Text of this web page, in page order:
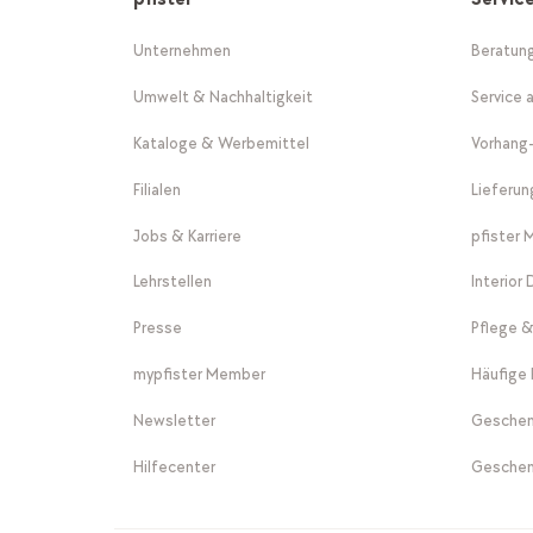
Unternehmen
Umwelt & Nachhaltigkeit
Kataloge & Werbemittel
Filialen
Jobs & Karriere
Lehrstellen
Presse
mypfister Member
Newsletter
Hilfecenter
Service
pfister
Interior
Pflege
Häufige